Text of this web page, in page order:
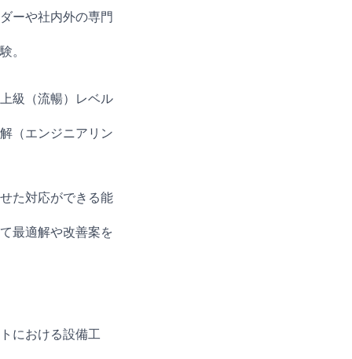
ーや社内外の専門
。
級（流暢）レベル
（エンジニアリン
た対応ができる能
最適解や改善案を
における設備工